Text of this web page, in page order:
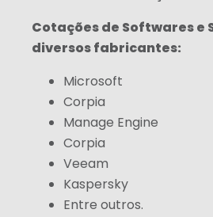
Cotações de Softwares e
diversos fabricantes:
Microsoft
Corpia
Manage Engine
Corpia
Veeam
Kaspersky
Entre outros.